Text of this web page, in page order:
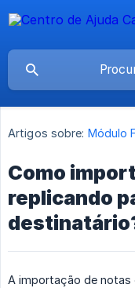
Artigos sobre: Módulo
Como
replicando
A importação de notas